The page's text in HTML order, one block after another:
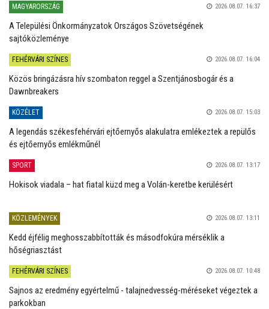
MAGYARORSZÁG 2026.08.07. 16:37
A Települési Önkormányzatok Országos Szövetségének
sajtóközleménye
FEHÉRVÁRI SZÍNES 2026.08.07. 16:04
Közös bringázásra hív szombaton reggel a Szentjánosbogár és a
Dawnbreakers
KÖZÉLET 2026.08.07. 15:03
A legendás székesfehérvári ejtőernyős alakulatra emlékeztek a repülős
és ejtőernyős emlékműnél
SPORT 2026.08.07. 13:17
Hokisok viadala – hat fiatal küzd meg a Volán-keretbe kerülésért
KÖZLEMÉNYEK 2026.08.07. 13:11
Kedd éjfélig meghosszabbították és másodfokúra mérséklik a
hőségriasztást
FEHÉRVÁRI SZÍNES 2026.08.07. 10:48
Sajnos az eredmény egyértelmű - talajnedvesség-méréseket végeztek a
parkokban